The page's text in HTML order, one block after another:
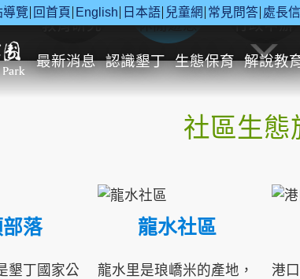
導覽 回首頁 English 日本語 兒童網 常見問答 處長
最新消息 認識墾丁 生態保育 解說教
教育研究 休閒遊憩 行政申辦
社區生態
落
墾丁國家公
龍水社區
龍水里是琅嶠米的產地，
港